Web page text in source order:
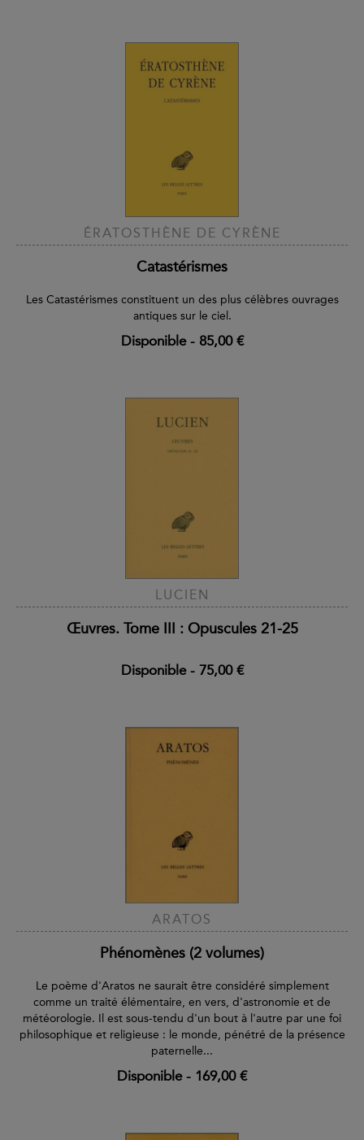
ÉRATOSTHÈNE DE CYRÈNE
Catastérismes
Les Catastérismes constituent un des plus célèbres ouvrages
antiques sur le ciel.
Disponible- 85,00 €
LUCIEN
Œuvres. Tome III : Opuscules 21-25
Disponible- 75,00 €
ARATOS
Phénomènes (2 volumes)
Le poème d'Aratos ne saurait être considéré simplement
comme un traité élémentaire, en vers, d'astronomie et de
météorologie. Il est sous-tendu d'un bout à l'autre par une foi
philosophique et religieuse : le monde, pénétré de la présence
paternelle...
Disponible- 169,00 €